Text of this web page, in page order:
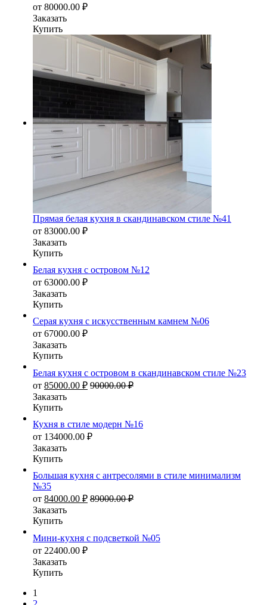
от 80000.00 ₽
Заказать
Купить
Прямая белая кухня в скандинавском стиле №41
от 83000.00 ₽
Заказать
Купить
Белая кухня с островом №12
от 63000.00 ₽
Заказать
Купить
Серая кухня с искусственным камнем №06
от 67000.00 ₽
Заказать
Купить
Белая кухня с островом в скандинавском стиле №23
от 85000.00 ₽ 90000.00₽
Заказать
Купить
Кухня в стиле модерн №16
от 134000.00 ₽
Заказать
Купить
Большая кухня с антресолями в стиле минимализм
№35
от 84000.00 ₽ 89000.00₽
Заказать
Купить
Мини-кухня с подсветкой №05
от 22400.00 ₽
Заказать
Купить
1